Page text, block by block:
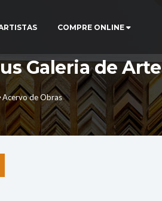
COMPRE ONLINE
Galeria de Arte
Acervo de Obras